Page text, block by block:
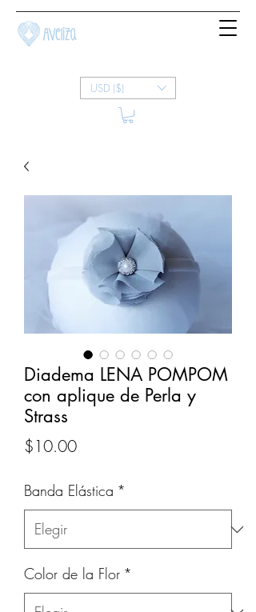
USD ($)
Diadema LENA POMPOM
con aplique de Perla y
Strass
$10.00Precio
Banda Elástica *
Color de la Flor *